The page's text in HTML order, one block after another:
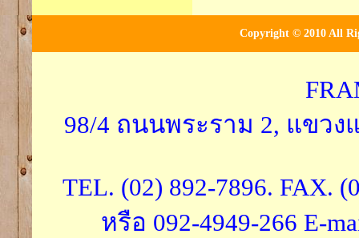
Copyright © 2010 All
98/4 ถนนพระราม 2, แขวง
TEL. (02) 892-7896. FAX.
หรือ 092-4949-266 E-